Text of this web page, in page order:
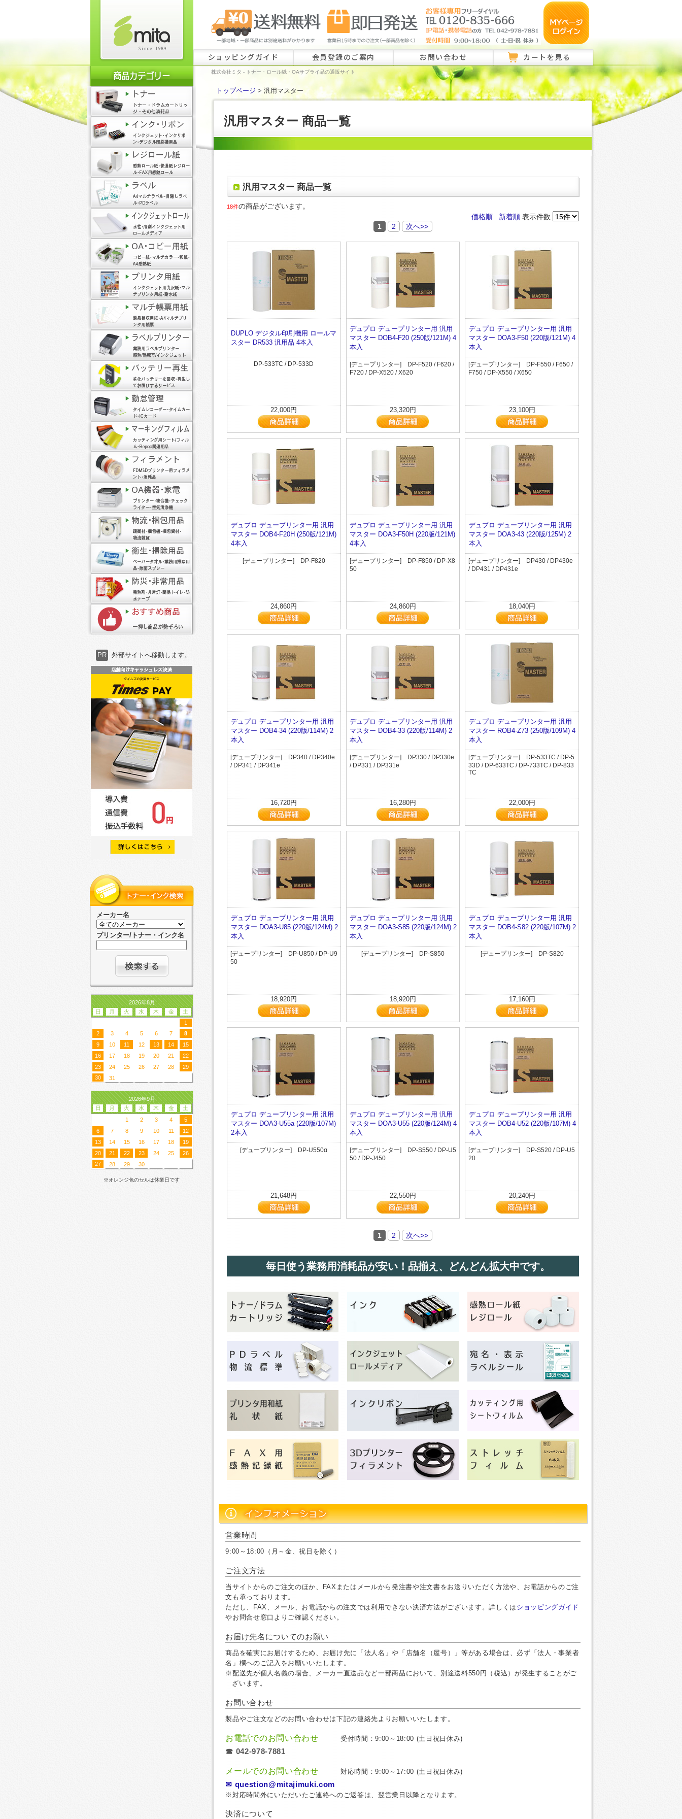
PR 外部サイトへ移動します。
メーカー名
プリンター/トナー・インク名
2026年8月
日
月 火 水 木 金
土
1
2
3 4 5 6 7
8
9
10 11 12 13 14
15
16
17 18 19 20 21
22
23
24 25 26 27 28
29
30
31
2026年9月
日
月 火 水 木 金
土
1
2 3 4
5
6
7 8 9 10 11
12
13
14 15 16 17 18
19
20
21 22 23 24 25
26
27
28 29 30
※オレンジ色のセルは休業日です
ショッピングガイド 会員登録のご案内 お問い合わせ
ロール紙特注のご相談はこちら
カートを見る
株式会社ミタ - トナー・ロール紙・OAサプライ品の通販サイト
トップページ > 汎用マスター
汎用マスター 商品一覧
汎用マスター 商品一覧
18件の商品がございます。
価格順
新着順 表示件数
1
2 次へ>>
DUPLO デジタル印刷機用 ロールマ
スター DR533 汎用品 4本入
DP-533TC / DP-533D
22,000円
デュプロ デュープリンター用 汎用
マスター DOB4-F20 (250版/121M) 4
本入
[デュープリンター] DP-F520 / F620 /
F720 / DP-X520 / X620
23,320円
デュプロ デュープリンター用 汎用
マスター DOA3-F50 (220版/121M) 4
本入
[デュープリンター] DP-F550 / F650 /
F750 / DP-X550 / X650
23,100円
デュプロ デュープリンター用 汎用
マスター DOB4-F20H (250版/121M)
4本入
[デュープリンター] DP-F820
24,860円
デュプロ デュープリンター用 汎用
マスター DOA3-F50H (220版/121M)
4本入
[デュープリンター] DP-F850 / DP-X8
50
24,860円
デュプロ デュープリンター用 汎用
マスター DOA3-43 (220版/125M) 2
本入
[デュープリンター] DP430 / DP430e
/ DP431 / DP431e
18,040円
デュプロ デュープリンター用 汎用
マスター DOB4-34 (220版/114M) 2
本入
[デュープリンター] DP340 / DP340e
/ DP341 / DP341e
16,720円
デュプロ デュープリンター用 汎用
マスター DOB4-33 (220版/114M) 2
本入
[デュープリンター] DP330 / DP330e
/ DP331 / DP331e
16,280円
デュプロ デュープリンター用 汎用
マスター ROB4-Z73 (250版/109M) 4
本入
[デュープリンター] DP-533TC / DP-5
33D / DP-633TC / DP-733TC / DP-833
TC
22,000円
デュプロ デュープリンター用 汎用
マスター DOA3-U85 (220版/124M) 2
本入
[デュープリンター] DP-U850 / DP-U9
50
18,920円
デュプロ デュープリンター用 汎用
マスター DOA3-S85 (220版/124M) 2
本入
[デュープリンター] DP-S850
18,920円
デュプロ デュープリンター用 汎用
マスター DOB4-S82 (220版/107M) 2
本入
[デュープリンター] DP-S820
17,160円
デュプロ デュープリンター用 汎用
マスター DOA3-U55a (220版/107M)
2本入
[デュープリンター] DP-U550α
21,648円
デュプロ デュープリンター用 汎用
マスター DOA3-U55 (220版/124M) 4
本入
[デュープリンター] DP-S550 / DP-U5
50 / DP-J450
22,550円
デュプロ デュープリンター用 汎用
マスター DOB4-U52 (220版/107M) 4
本入
[デュープリンター] DP-S520 / DP-U5
20
20,240円
1 2 次へ>>
毎日使う業務用消耗品が安い！品揃え、どんどん拡大中です。
営業時間
9:00～18:00（月～金、祝日を除く）
ご注文方法
当サイトからのご注文のほか、FAXまたはメールから発注書や注文書をお送りいただく方法や、お電話からのご注
文も承っております。
ただし、FAX、メール、お電話からの注文では利用できない決済方法がございます。詳しくは ショッピングガイド
やお問合せ窓口よりご確認ください。
お届け先名についてのお願い
商品を確実にお届けするため、お届け先に「法人名」や「店舗名（屋号）」等がある場合は、必ず「法人・事業者
名」欄へのご記入をお願いいたします。
※配送先が個人名義の場合、メーカー直送品など一部商品において、別途送料550円（税込）が発生することがご
ざいます。
お問い合わせ
製品やご注文などのお問い合わせは下記の連絡先よりお願いいたします。
お電話でのお問い合わせ 受付時間：9:00～18:00 (土日祝日休み)
☎ 042-978-7881
メールでのお問い合わせ 対応時間：9:00～17:00 (土日祝日休み)
✉ question@mitajimuki.com
※対応時間外にいただいたご連絡へのご返答は、翌営業日以降となります。
決済について